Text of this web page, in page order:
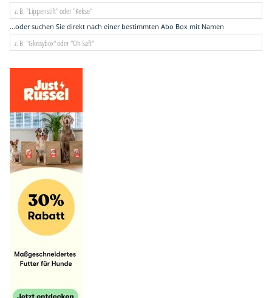
...oder suchen Sie direkt nach einer bestimmten Abo Box mit Namen